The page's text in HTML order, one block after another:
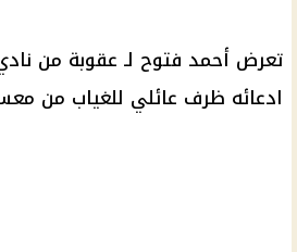
تعرض أحمد فتوح لـ عقوبة من
ادعائه ظرف عائلي للغياب من